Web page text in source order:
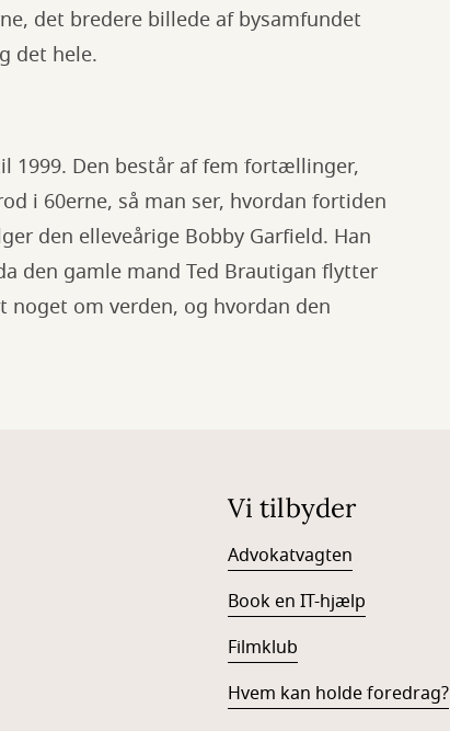
det bredere billede af bysamfundet
det hele.
1999. Den består af fem fortællinger,
i 60erne, så man ser, hvordan fortiden
den elleveårige Bobby Garfield. Han
den gamle mand Ted Brautigan flytter
noget om verden, og hvordan den
Vi tilbyder
Advokatvagten
Book en IT-hjælp
Filmklub
Hvem kan holde foredrag?